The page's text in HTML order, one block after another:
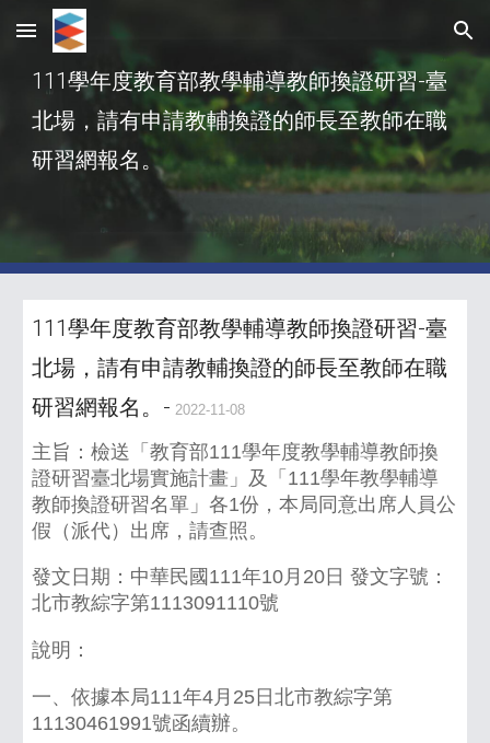
Skip to main content Skip to navigation
111學年度教育部教學輔導教師換證研習-臺
北場，請有申請教輔換證的師長至教師在職
研習網報名。
111學年度教育部教學輔導教師換證研習-臺
北場，請有申請教輔換證的師長至教師在職
研習網報名。- 2022-11-08
主旨：檢送「教育部111學年度教學輔導教師換
證研習臺北場實施計畫」及「111學年教學輔導
教師換證研習名單」各1份，本局同意出席人員公
假（派代）出席，請查照。
發文日期：中華民國111年10月20日 發文字號：
北市教綜字第1113091110號
說明：
一、依據本局111年4月25日北市教綜字第
11130461991號函續辦。